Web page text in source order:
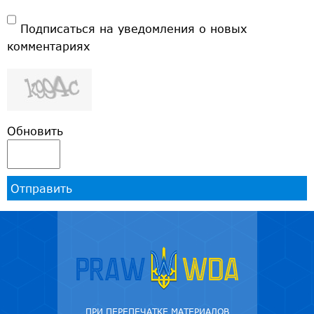
Подписаться на уведомления о новых
комментариях
Обновить
Отправить
ПРИ ПЕРЕПЕЧАТКЕ МАТЕРИАЛОВ